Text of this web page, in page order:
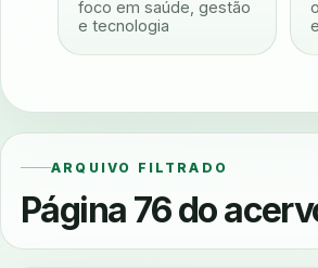
foco em saúde, gestão
e tecnologia
ARQUIVO FILTRADO
Página 76 do